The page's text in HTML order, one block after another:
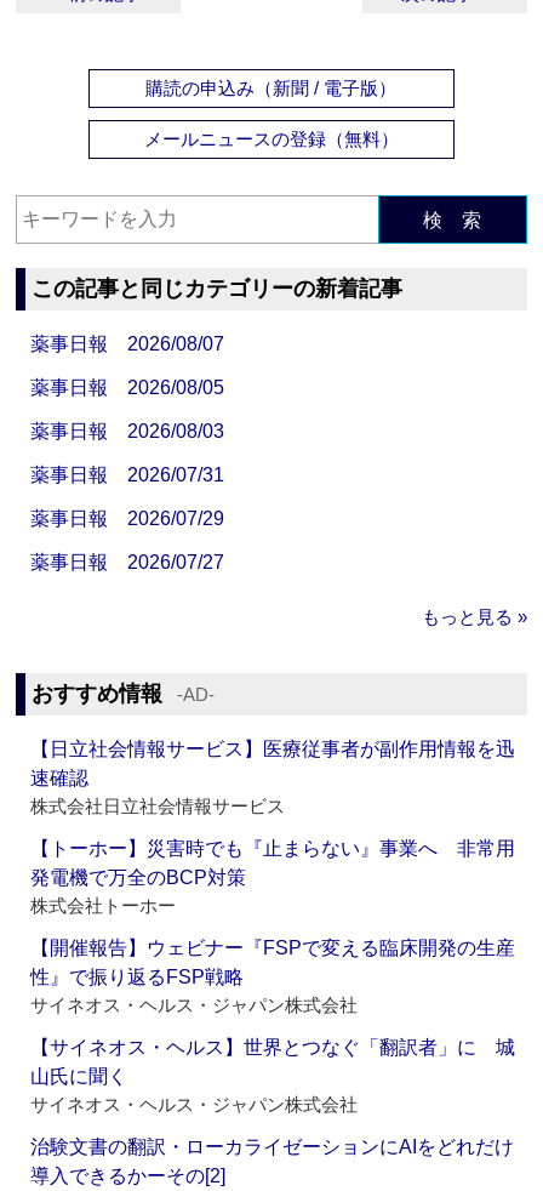
購読の申込み（新聞 / 電子版）
メールニュースの登録（無料）
検 索
この記事と同じカテゴリーの新着記事
薬事日報 2026/08/07
薬事日報 2026/08/05
薬事日報 2026/08/03
薬事日報 2026/07/31
薬事日報 2026/07/29
薬事日報 2026/07/27
もっと見る »
おすすめ情報 ‐AD‐
【日立社会情報サービス】医療従事者が副作用情報を迅
速確認
株式会社日立社会情報サービス
【トーホー】災害時でも『止まらない』事業へ 非常用
発電機で万全のBCP対策
株式会社トーホー
【開催報告】ウェビナー『FSPで変える臨床開発の生産
性』で振り返るFSP戦略
サイネオス・ヘルス・ジャパン株式会社
【サイネオス・ヘルス】世界とつなぐ「翻訳者」に 城
山氏に聞く
サイネオス・ヘルス・ジャパン株式会社
治験文書の翻訳・ローカライゼーションにAIをどれだけ
導入できるかーその[2]